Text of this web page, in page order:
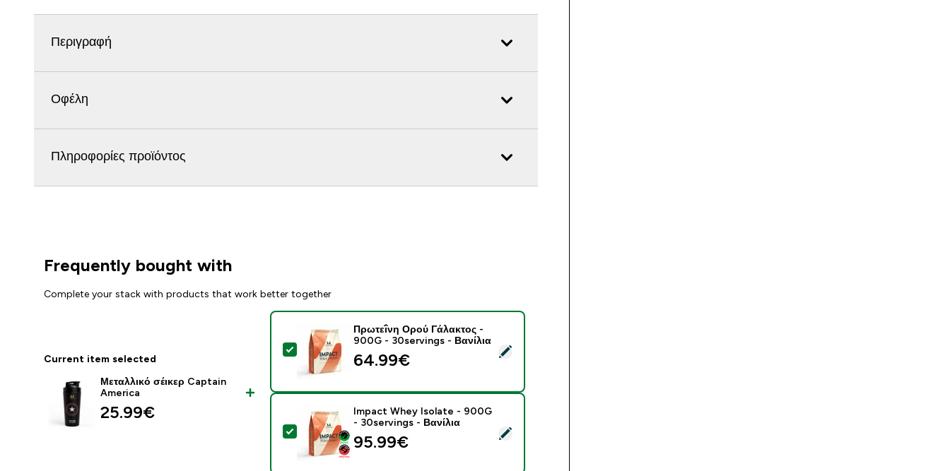
Περιγραφή
Οφέλη
Πληροφορίες προϊόντος
Frequently bought with
Complete your stack with products that work better together
Current item selected
Μεταλλικό σέικερ Captain
America
25.99€‎
Select this product - Πρωτεΐνη Ορού Γάλακτος - 900G - 30servings - Βανίλια
Πρωτεΐνη Ορού Γάλακτος -
900G - 30servings - Βανίλια
64.99€‎
Select this product - Impact Whey Isolate - 900G - 30servings - Βανίλια
Impact Whey Isolate - 900G
- 30servings - Βανίλια
95.99€‎